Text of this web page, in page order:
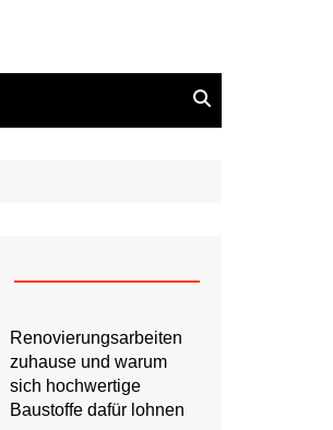
Renovierungsarbeiten
zuhause und warum
sich hochwertige
Baustoffe dafür lohnen